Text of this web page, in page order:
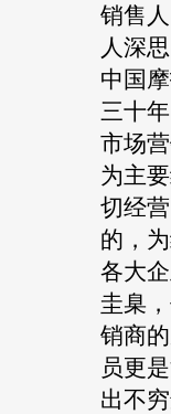
销售
人深
中国
三十
市场
为主
切经
的，
各大
圭臬
销商
员更
出不